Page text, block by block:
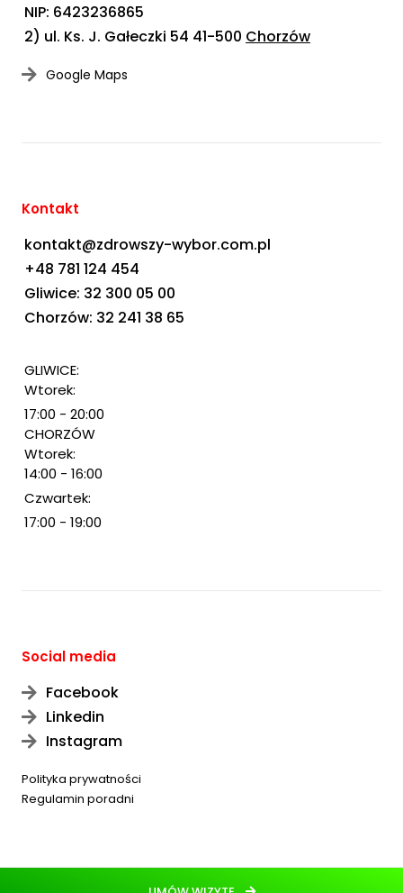
NIP: 6423236865
2) ul. Ks. J. Gałeczki 54 41-500 Chorzów
Google Maps
Kontakt
kontakt@zdrowszy-wybor.com.pl
+48 781 124 454
Gliwice: 32 300 05 00
Chorzów: 32 241 38 65
GLIWICE:
Wtorek:
17:00 - 20:00
CHORZÓW
Wtorek:
14:00 - 16:00
Czwartek:
17:00 - 19:00
Social media
Facebook
Linkedin
Instagram
Polityka prywatności
Regulamin poradni